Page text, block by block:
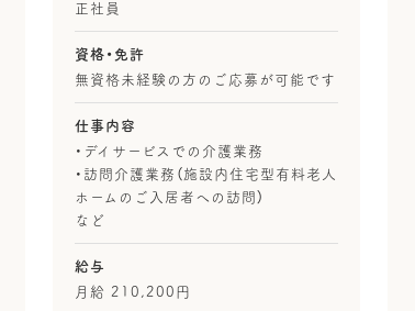
正社員
資格・免許
無資格未経験の方のご応募が可能です
仕事内容
・デイサービスでの介護業務
・訪問介護業務（施設内住宅型有料老人
ホームのご入居者への訪問）
など
給与
月給 210,200円